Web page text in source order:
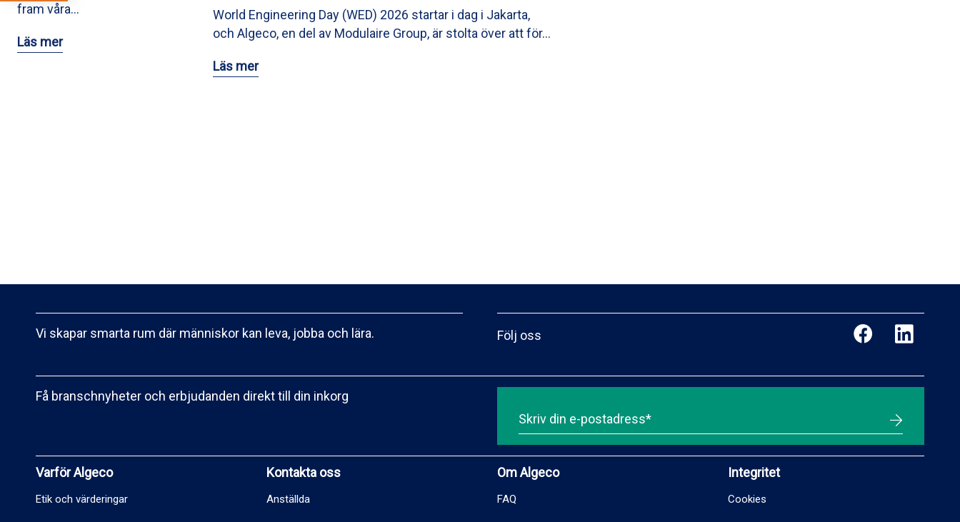
fram våra…
Läs mer
World Engineering Day (WED) 2026 startar i dag i Jakarta,
och Algeco, en del av Modulaire Group, är stolta över att för…
Läs mer
Vi skapar smarta rum där människor kan leva, jobba och lära. Följ oss
Få branschnyheter och erbjudanden direkt till din inkorg
Varför Algeco
Etik och värderingar
Kontakta oss
Anställda
Om Algeco
FAQ
Integritet
Cookies